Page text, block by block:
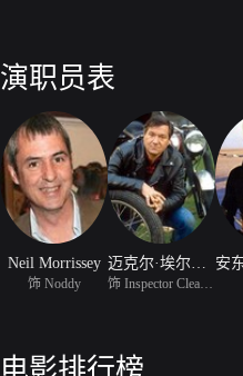
演职员表
Neil Morrissey
饰 Noddy
电影排行榜